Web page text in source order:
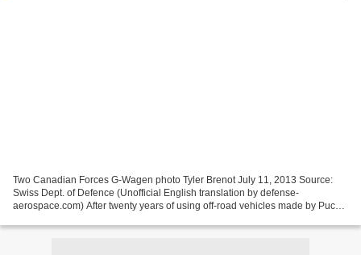
Two Canadian Forces G-Wagen photo Tyler Brenot July 11, 2013 Source:
Swiss Dept. of Defence (Unofficial English translation by defense-
aerospace.com) After twenty years of using off-road vehicles made by Puch,